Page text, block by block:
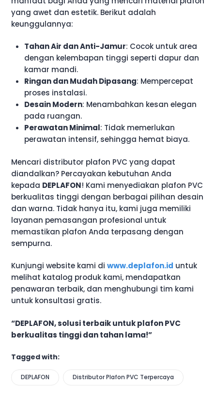
yang awet dan estetik. Berikut adalah
keunggulannya:
Tahan Air dan Anti-Jamur: Cocok untuk area
dengan kelembapan tinggi seperti dapur dan
kamar mandi.
Ringan dan Mudah Dipasang: Mempercepat
proses instalasi.
Desain Modern: Menambahkan kesan elegan
pada ruangan.
Perawatan Minimal: Tidak memerlukan
perawatan intensif, sehingga hemat biaya.
Mencari distributor plafon PVC yang dapat
diandalkan? Percayakan kebutuhan Anda
kepada DEPLAFON! Kami menyediakan plafon PVC
berkualitas tinggi dengan berbagai pilihan desain
dan warna. Tidak hanya itu, kami juga memiliki
layanan pemasangan profesional untuk
memastikan plafon Anda terpasang dengan
sempurna.
Kunjungi website kami di www.deplafon.id untuk
melihat katalog produk kami, mendapatkan
penawaran terbaik, dan menghubungi tim kami
untuk konsultasi gratis.
“DEPLAFON, solusi terbaik untuk plafon PVC
berkualitas tinggi dan tahan lama!”
Tagged with:
DEPLAFON Distributor Plafon PVC Terpercaya